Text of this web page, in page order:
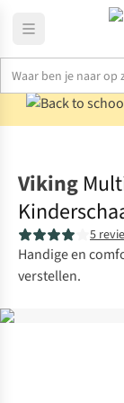
Viking
5
Handige en
verstellen.